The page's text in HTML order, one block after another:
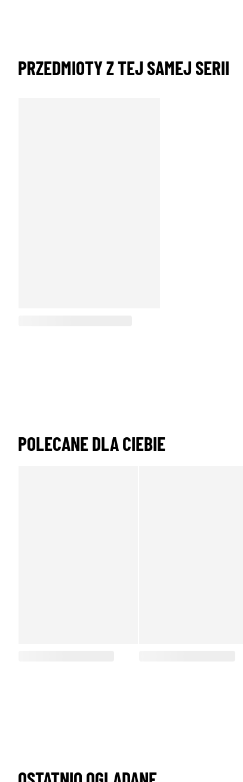
PRZEDMIOTY Z TEJ SAMEJ SERII
POLECANE DLA CIEBIE